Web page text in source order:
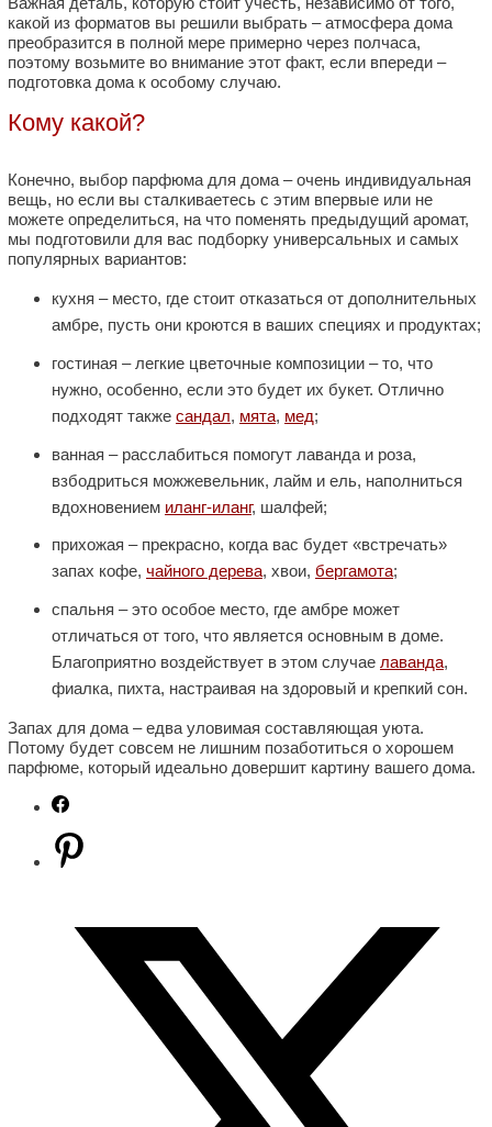
какой из форматов вы решили выбрать – атмосфера дома
преобразится в полной мере примерно через полчаса,
поэтому возьмите во внимание этот факт, если впереди –
подготовка дома к особому случаю.
Кому какой?
Конечно, выбор парфюма для дома – очень индивидуальная
вещь, но если вы сталкиваетесь с этим впервые или не
можете определиться, на что поменять предыдущий аромат,
мы подготовили для вас подборку универсальных и самых
популярных вариантов:
кухня – место, где стоит отказаться от дополнительных
амбре, пусть они кроются в ваших специях и продуктах;
гостиная – легкие цветочные композиции – то, что
нужно, особенно, если это будет их букет. Отлично
подходят также сандал, мята, мед;
ванная – расслабиться помогут лаванда и роза,
взбодриться можжевельник, лайм и ель, наполниться
вдохновением иланг-иланг, шалфей;
прихожая – прекрасно, когда вас будет «встречать»
запах кофе, чайного дерева, хвои, бергамота;
спальня – это особое место, где амбре может
отличаться от того, что является основным в доме.
Благоприятно воздействует в этом случае лаванда,
фиалка, пихта, настраивая на здоровый и крепкий сон.
Запах для дома – едва уловимая составляющая уюта.
Потому будет совсем не лишним позаботиться о хорошем
парфюме, который идеально довершит картину вашего дома.